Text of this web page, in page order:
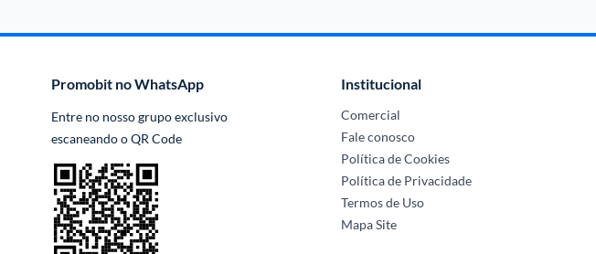
Promobit no WhatsApp
Entre no nosso grupo exclusivo
escaneando o QR Code
Institucional
Comercial
Fale conosco
Política de Cookies
Política de Privacidade
Termos de Uso
Mapa Site